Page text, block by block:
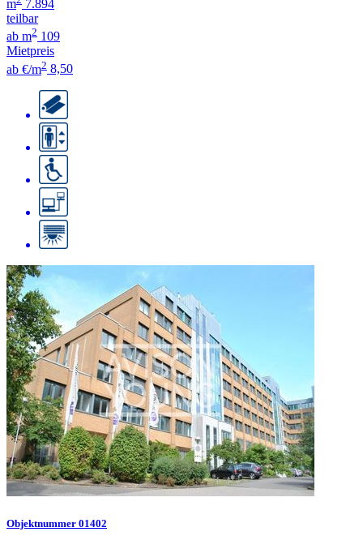
m
7.894
teilbar
ab m2 109
Mietpreis
ab €/m2 8,50
Objektnummer 01402